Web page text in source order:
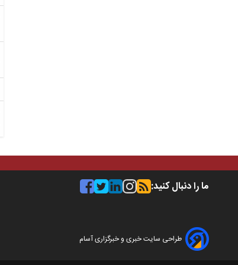
ما را دنبال کنید:
طراحی سایت خبری و خبرگزاری آسام